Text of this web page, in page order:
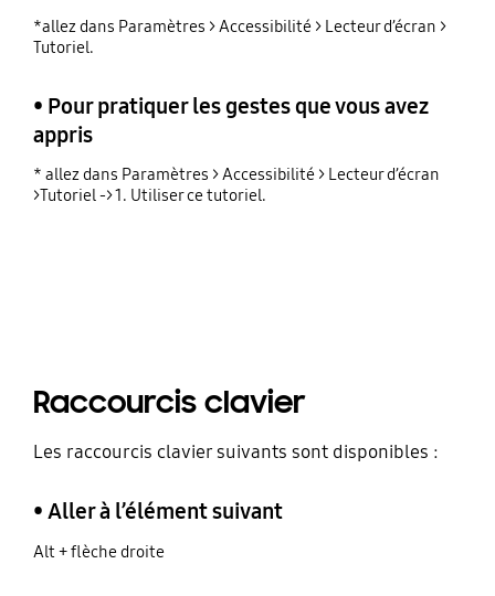
*allez dans Paramètres > Accessibilité > Lecteur d’écran >
Tutoriel.
• Pour pratiquer les gestes que vous avez
appris
* allez dans Paramètres > Accessibilité > Lecteur d’écran
>Tutoriel -> 1. Utiliser ce tutoriel.
Raccourcis clavier
Les raccourcis clavier suivants sont disponibles :
• Aller à l’élément suivant
Alt + flèche droite